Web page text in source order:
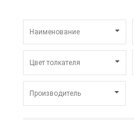
Наименование
ABLF
AC
AEA
AKS
ALC
Цвет толкателя
-
белый
Производитель